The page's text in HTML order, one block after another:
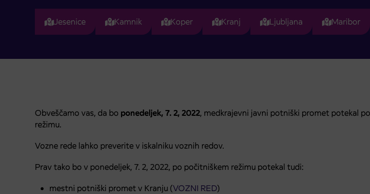
Jesenice Kamnik Koper Kranj Ljubljana Maribor
Obveščamo vas, da bo ponedeljek, 7. 2, 2022, medkrajevni javni potniški promet potekal
režimu.
Vozne rede lahko preverite v iskalniku voznih redov.
Prav tako bo v ponedeljek, 7. 2, 2022, po počitniškem režimu potekal tudi:
mestni potniški promet v Kranju (VOZNI RED)